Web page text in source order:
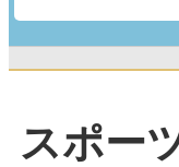
スポー